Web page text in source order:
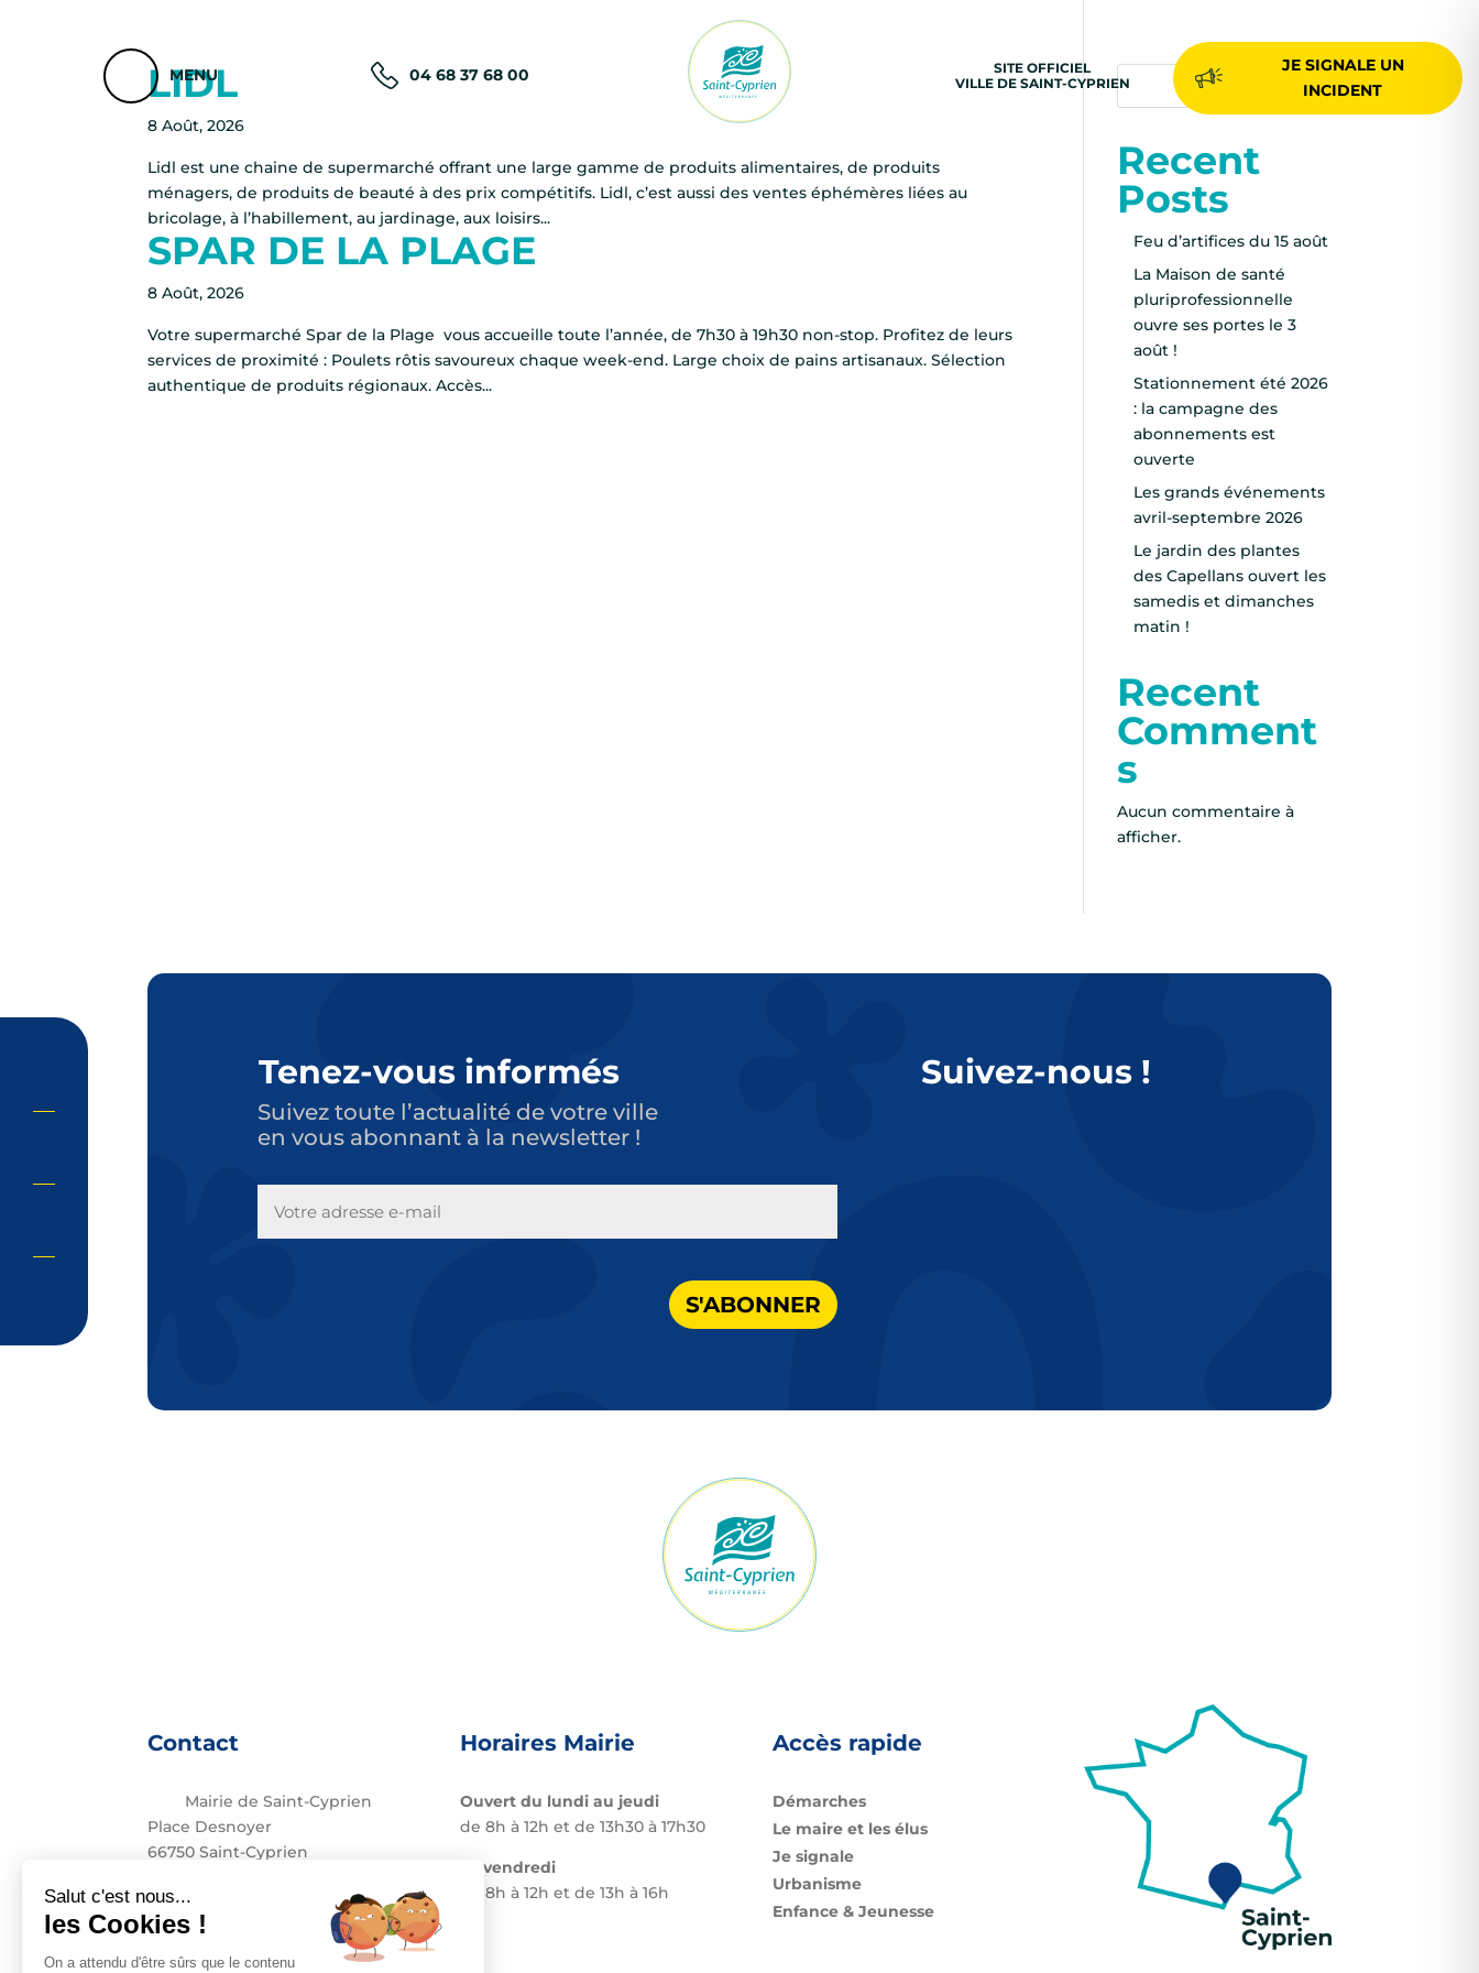
MENU 04 68 37 68 00
SITE OFFICIEL
VILLE DE SAINT-CYPRIEN
JE SIGNALE UN
INCIDENT
LIDL
8 Août, 2026
Lidl est une chaine de supermarché offrant une large gamme de produits alimentaires, de produits
ménagers, de produits de beauté à des prix compétitifs. Lidl, c’est aussi des ventes éphémères liées au
bricolage, à l’habillement, au jardinage, aux loisirs...
SPAR DE LA PLAGE
8 Août, 2026
Votre supermarché Spar de la Plage ️ vous accueille toute l’année, de 7h30 à 19h30 non-stop. Profitez de leurs
services de proximité : Poulets rôtis savoureux chaque week-end. Large choix de pains artisanaux. Sélection
authentique de produits régionaux. Accès...
Rechercher
Recent
Posts
Feu d’artifices du 15 août
La Maison de santé
pluriprofessionnelle
ouvre ses portes le 3
août !
Stationnement été 2026
: la campagne des
abonnements est
ouverte
Les grands événements
avril-septembre 2026
Le jardin des plantes
des Capellans ouvert les
samedis et dimanches
matin !
Recent
Comment
s
Aucun commentaire à
afficher.
Tenez-vous informés
Suivez toute l’actualité de votre ville
en vous abonnant à la newsletter !
S'ABONNER
Suivez-nous !
Contact
Mairie de Saint-Cyprien
Place Desnoyer
66750 Saint-Cyprien
contact@stcyprien.fr
Horaires Mairie
Ouvert du lundi au jeudi
de 8h à 12h et de 13h30 à 17h30
Le vendredi
de 8h à 12h et de 13h à 16h
Accès rapide
Démarches
Le maire et les élus
Je signale
Urbanisme
Enfance & Jeunesse